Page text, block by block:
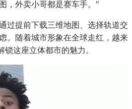
，外卖小哥都是赛车手。"
过提前下载三维地图、选择轨道交
。随着城市形象在全球走红，越来
这座立体都市的魅力。
月1日消息，近日，